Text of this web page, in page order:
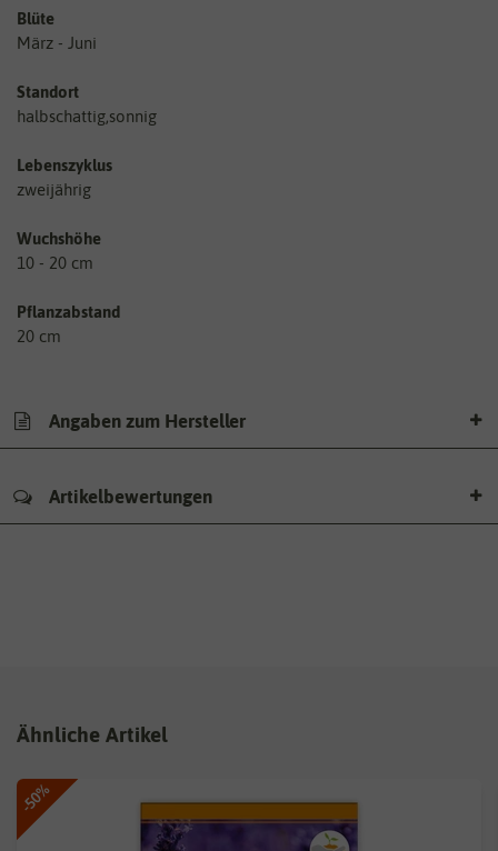
Blüte
März - Juni
Standort
halbschattig,sonnig
Lebenszyklus
zweijährig
Wuchshöhe
10 - 20 cm
Pflanzabstand
20 cm
Angaben zum Hersteller
Artikelbewertungen
Ähnliche Artikel
-50%